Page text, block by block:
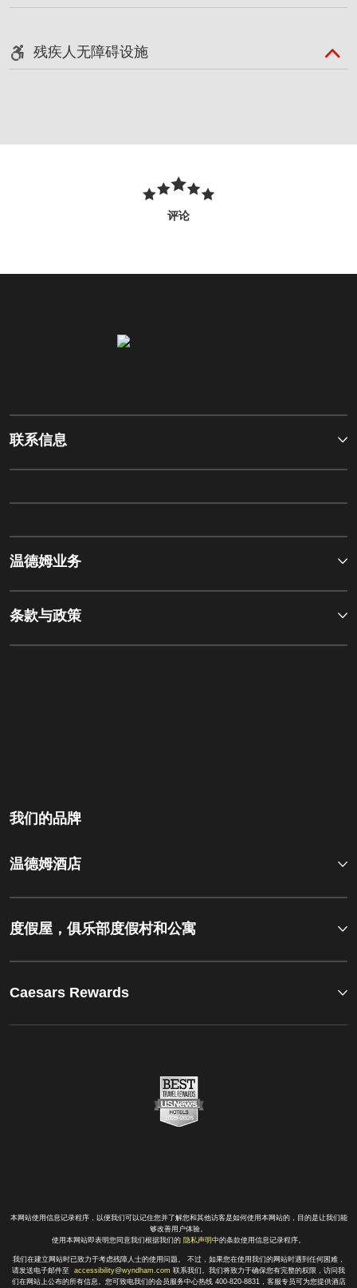
残疾人无障碍设施
评论
联系信息
温德姆业务
条款与政策
我们的品牌
温德姆酒店
度假屋，俱乐部度假村和公寓
Caesars Rewards
本网站使用信息记录程序，以便我们可以记住您并了解您和其他访客是如何使用本网站的，目的是让我们能
够改善用户体验。
使用本网站即表明您同意我们根据我们的 隐私声明中的条款使用信息记录程序。
我们在建立网站时已致力于考虑残障人士的使用问题。 不过，如果您在使用我们的网站时遇到任何困难，
请发送电子邮件至 accessibility@wyndham.com 联系我们。我们将致力于确保您有完整的权限，访问我
们在网站上公布的所有信息。您可致电我们的会员服务中心热线 400-820-8831，客服专员可为您提供酒店